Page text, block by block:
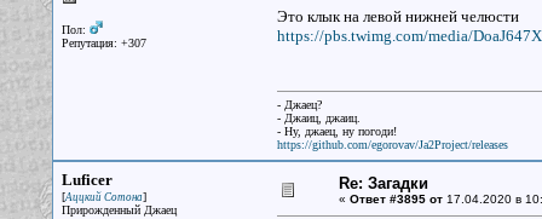
Пол:
Репутация: +307
Это клык на левой нижней челюсти
https://pbs.twimg.com/media/
- Джаец?
- Джаиц, джаиц.
- Ну, джаец, ну погоди!
https://github.com/egorovav/Ja2Project/releases
Luficer
[Аццкий Сотона]
Прирожденный Джаец
Re: Загадки
« Ответ #3895 от17.04.2020 в